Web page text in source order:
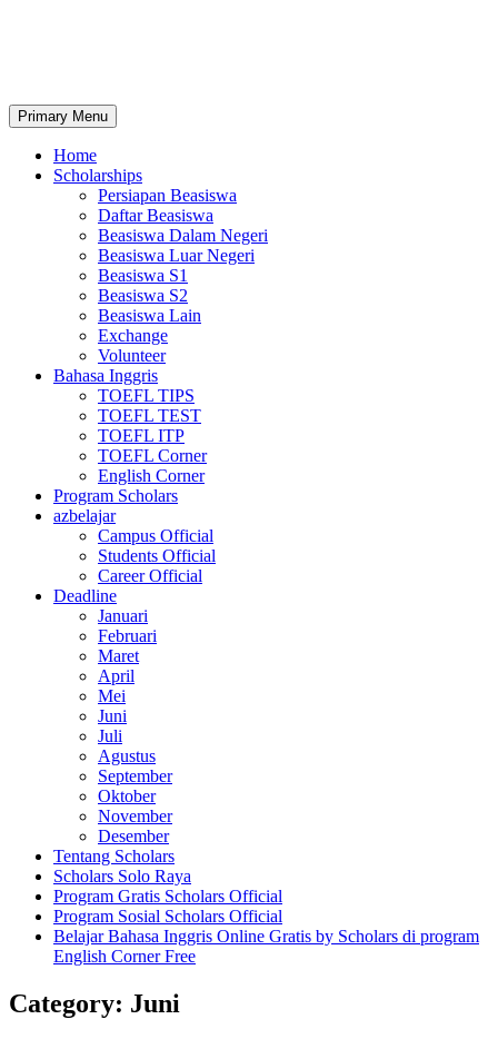
Primary Menu
Home
Scholarships
Persiapan Beasiswa
Daftar Beasiswa
Beasiswa Dalam Negeri
Beasiswa Luar Negeri
Beasiswa S1
Beasiswa S2
Beasiswa Lain
Exchange
Volunteer
Bahasa Inggris
TOEFL TIPS
TOEFL TEST
TOEFL ITP
TOEFL Corner
English Corner
Program Scholars
azbelajar
Campus Official
Students Official
Career Official
Deadline
Januari
Februari
Maret
April
Mei
Juni
Juli
Agustus
September
Oktober
November
Desember
Tentang Scholars
Scholars Solo Raya
Program Gratis Scholars Official
Program Sosial Scholars Official
Belajar Bahasa Inggris Online Gratis by Scholars di program
English Corner Free
Category: Juni